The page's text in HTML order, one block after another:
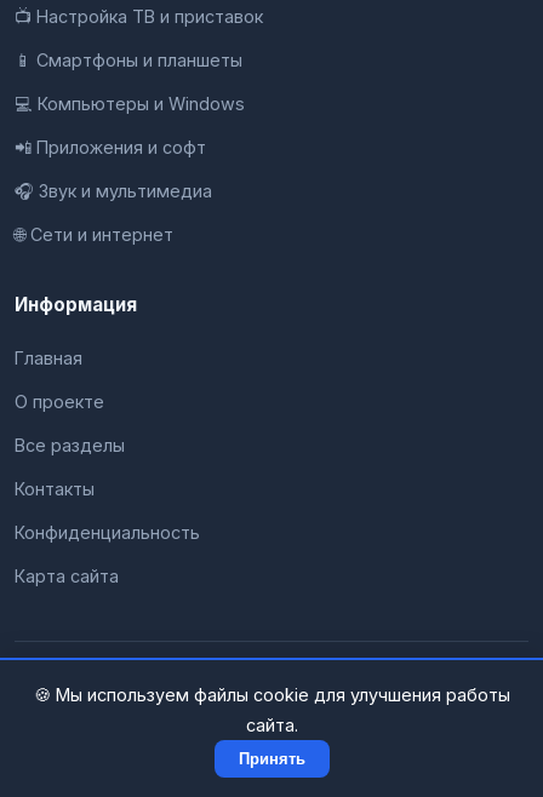
📺 Настройка ТВ и приставок
📱 Смартфоны и планшеты
💻 Компьютеры и Windows
📲 Приложения и софт
🎧 Звук и мультимедиа
🌐 Сети и интернет
Информация
Главная
О проекте
Все разделы
Контакты
Конфиденциальность
Карта сайта
🍪 Мы используем файлы cookie для улучшения работы
сайта.
Принять